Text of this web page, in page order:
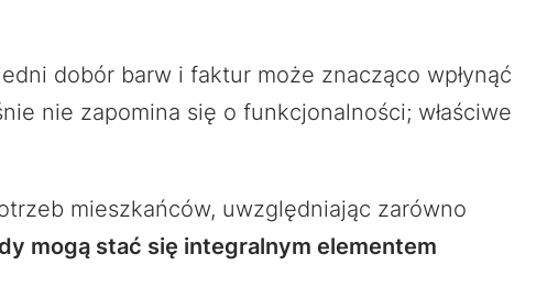
dobór barw i faktur może znacząco wpłynąć
nie zapomina się o funkcjonalności; właściwe
mieszkańców, uwzględniając zarówno
mogą stać się integralnym elementem